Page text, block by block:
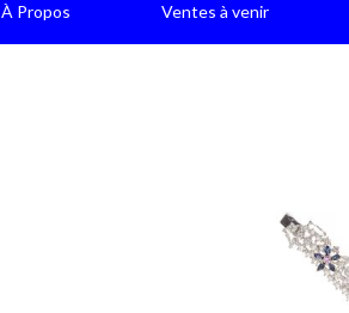
À Propos Ventes à venir